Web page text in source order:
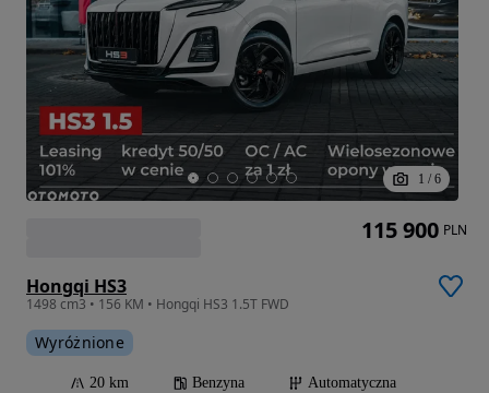
1 / 6
Hongqi HS3
1498 cm3 • 156 KM • Hongqi HS3 1.5T FWD
Wyróżnione
20 km Benzyna
Automatyczna
115 900 PLN